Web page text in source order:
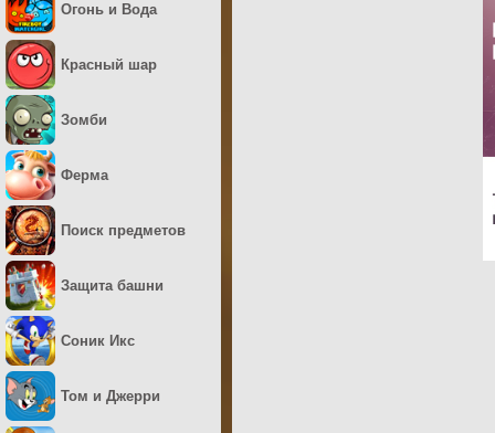
Огонь и Вода
Красный шар
Зомби
Ферма
Поиск предметов
Защита башни
Соник Икс
Том и Джерри